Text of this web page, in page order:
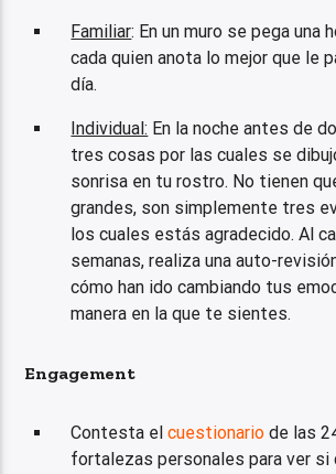
Familiar: En un muro se pega una
cada quien anota lo mejor que le
día.
Individual: En la noche antes de
tres cosas por las cuales se
sonrisa en tu rostro. No tienen
grandes, son simplemente tres
los cuales estás agradecido. Al
semanas, realiza una auto-
cómo han ido cambiando tus
manera en la que te sientes.
Engagement
Contesta elcuestionario de las
fortalezas personales para ver si